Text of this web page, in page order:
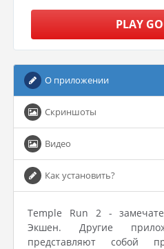
PLAY
О приложении
Скриншоты
Видео
Как установить?
Temple Run 2 -
Экшен. Другие
представляют собой